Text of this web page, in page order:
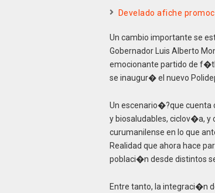
Develado afiche
Un cambio importante se
Gobernador Luis Alberto
emocionante partido de
se inaugur� el nuevo
Un escenario�?que
y biosaludables, ciclov�a, y
curumanilense en lo que
Realidad que ahora hace
poblaci�n desde distintos
Entre tanto, la integraci�n